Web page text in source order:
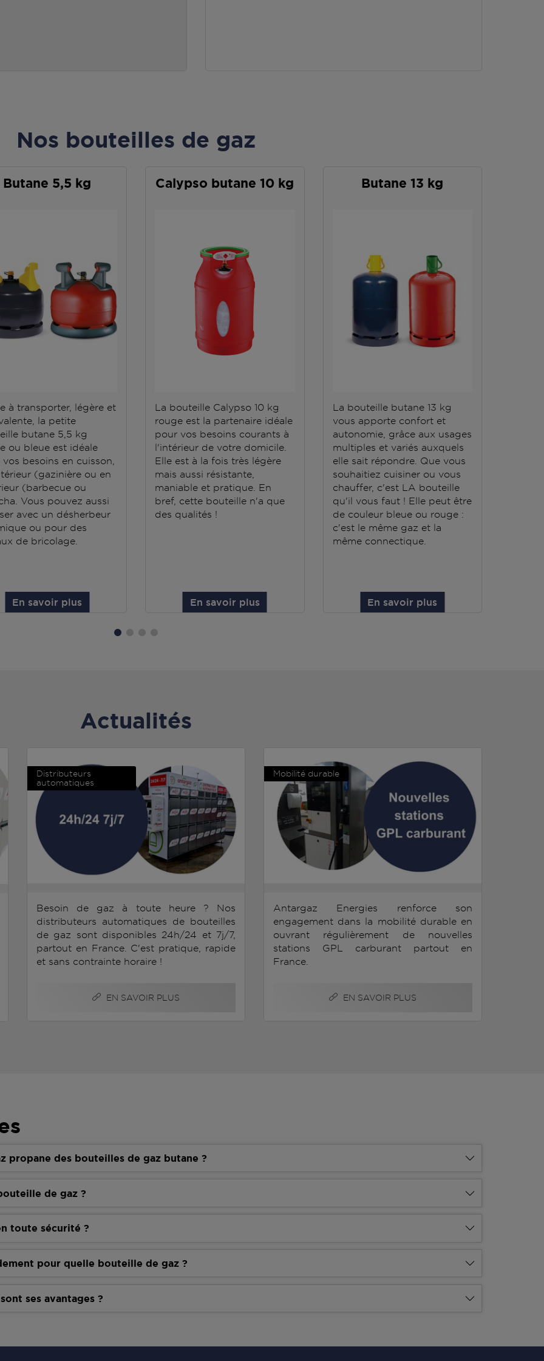
Nos bouteilles de gaz
Butane 5,5 kg
à transporter, légère et
la petite
butane 5,5 kg
ou bleue est idéale
besoins en cuisson,
(gazinière ou en
(barbecue ou
Vous pouvez aussi
avec un désherbeur
ou pour des
de bricolage.
En savoir plus
Calypso butane 10 kg
La bouteille Calypso 10 kg
rouge est la partenaire idéale
pour vos besoins courants à
l'intérieur de votre domicile.
Elle est à la fois très légère
mais aussi résistante,
maniable et pratique. En
bref, cette bouteille n'a que
des qualités !
En savoir plus
Butane 13 kg
La bouteille butane 13 kg
vous apporte confort et
autonomie, grâce aux usages
multiples et variés auxquels
elle sait répondre. Que vous
souhaitiez cuisiner ou vous
chauffer, c'est LA bouteille
qu'il vous faut ! Elle peut être
de couleur bleue ou rouge :
c'est le même gaz et la
même connectique.
En savoir plus
Actualités
Distributeurs
automatiques
Besoin de gaz à toute heure ? Nos
distributeurs automatiques de bouteilles
de gaz sont disponibles 24h/24 et 7j/7,
partout en France. C'est pratique, rapide
et sans contrainte horaire !
EN SAVOIR PLUS
Mobilité durable
Antargaz Energies renforce son
engagement dans la mobilité durable en
ouvrant régulièrement de nouvelles
stations GPL carburant partout en
France.
EN SAVOIR PLUS
propane des bouteilles de gaz butane ?
de gaz ?
toute sécurité ?
pour quelle bouteille de gaz ?
ses avantages ?